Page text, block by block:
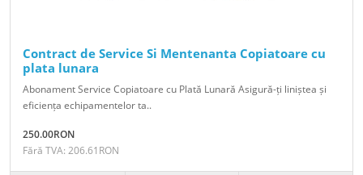
Contract de Service Si Mentenanta Copiatoare cu
plata lunara
Abonament Service Copiatoare cu Plată Lunară Asigură-ți liniștea și
eficiența echipamentelor ta..
250.00RON
Fără TVA: 206.61RON